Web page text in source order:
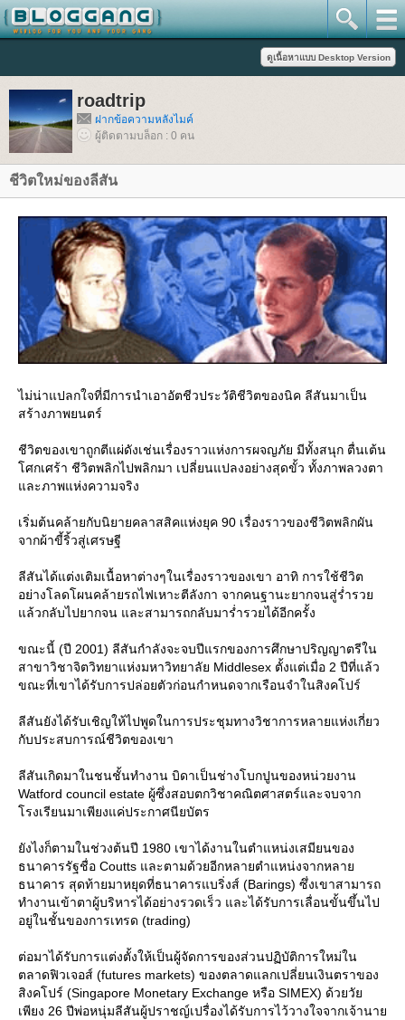
roadtrip
ฝากข้อความหลังไมค์
ผู้ติดตามบล็อก : 0 คน
ชีวิตใหม่ของลีสัน
ไม่น่าแปลกใจที่มีการนำเอาอัตชีวประวัติชีวิตของนิค ลีสันมาเป็น
สร้างภาพยนตร์
ชีวิตของเขาถูกตีแผ่ดังเช่นเรื่องราวแห่งการผจญภัย มีทั้งสนุก ตื่นเต้น
ศกเศร้า ชีวิตพลิกไปพลิกมา เปลี่ยนแปลงอย่างสุดขั้ว ทั้งภาพลวงตา
ละภาพแห่งความจริง
เริ่มต้นคล้ายกับนิยายคลาสสิคแห่งยุค 90 เรื่องราวของชีวิตพลิกผัน
จากผ้าขี้ริ้วสู่เศรษฐี
ลีสันได้แต่งเติมเนื้อหาต่างๆในเรื่องราวของเขา อาทิ การใช้ชีวิต
อย่างโลดโผนคล้ายรถไฟเหาะตีลังกา จากคนฐานะยากจนสู่ร่ำรว
ล้วกลับไปยากจน และสามารถกลับมาร่ำรวยได้อีกครั้ง
ขณะนี้ (ปี 2001) ลีสันกำลังจะจบปีแรกของการศึกษาปริญญาตรีใน
สาขาวิชาจิตวิทยาแห่งมหาวิทยาลัย Middlesex ตั้งแต่เมื่อ 2 ปีที่แล้ว
ขณะที่เขาได้รับการปล่อยตัวก่อนกำหนดจากเรือนจำในสิงคโปร์
ลีสันยังได้รับเชิญให้ไปพูดในการประชุมทางวิชาการหลายแห่งเกี่ยว
กับประสบการณ์ชีวิตของเขา
ลีสันเกิดมาในชนชั้นทำงาน บิดาเป็นช่างโบกปูนของหน่วยงาน
Watford council estate ผู้ซึ่งสอบตกวิชาคณิตศาสตร์และจบจาก
รงเรียนมาเพียงแค่ประกาศนียบัตร
ังไงก็ตามในช่วงต้นปี 1980 เขาได้งานในตำแหน่งเสมียนของ
ธนาคารรัฐชื่อ Coutts และตามด้วยอีกหลายตำแหน่งจากหลา
ธนาคาร สุดท้ายมาหยุดที่ธนาคารแบริ่งส์ (Barings) ซึ่งเขาสามารถ
ทำงานเข้าตาผู้บริหารได้อย่างรวดเร็ว และได้รับการเลื่อนขั้นขึ้นไป
อยู่ในชั้นของการเทรด (trading)
ต่อมาได้รับการแต่งตั้งให้เป็นผู้จัดการของส่วนปฏิบัติการใหม่ใน
ตลาดฟิวเจอส์ (futures markets) ของตลาดแลกเปลี่ยนเงินตราของ
สิงคโปร์ (Singapore Monetary Exchange หรือ SIMEX) ด้วยวั
เพียง 26 ปีพ่อหนุ่มลีสันผู้ปราชญ์เปรื่องได้รับการไว้วางใจจากเจ้านา